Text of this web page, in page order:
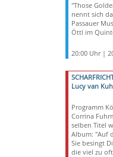
"Those
nennt sich
Passauer
Öttl im
20:00 Uhr |
Lucy van
Programm
Corrina
selben Titel
Album: "Auf
Sie besingt
die viel zu